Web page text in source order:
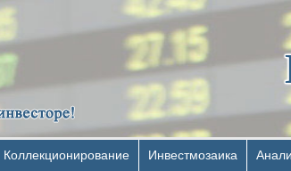
Коллекционирование Инвестмозаика